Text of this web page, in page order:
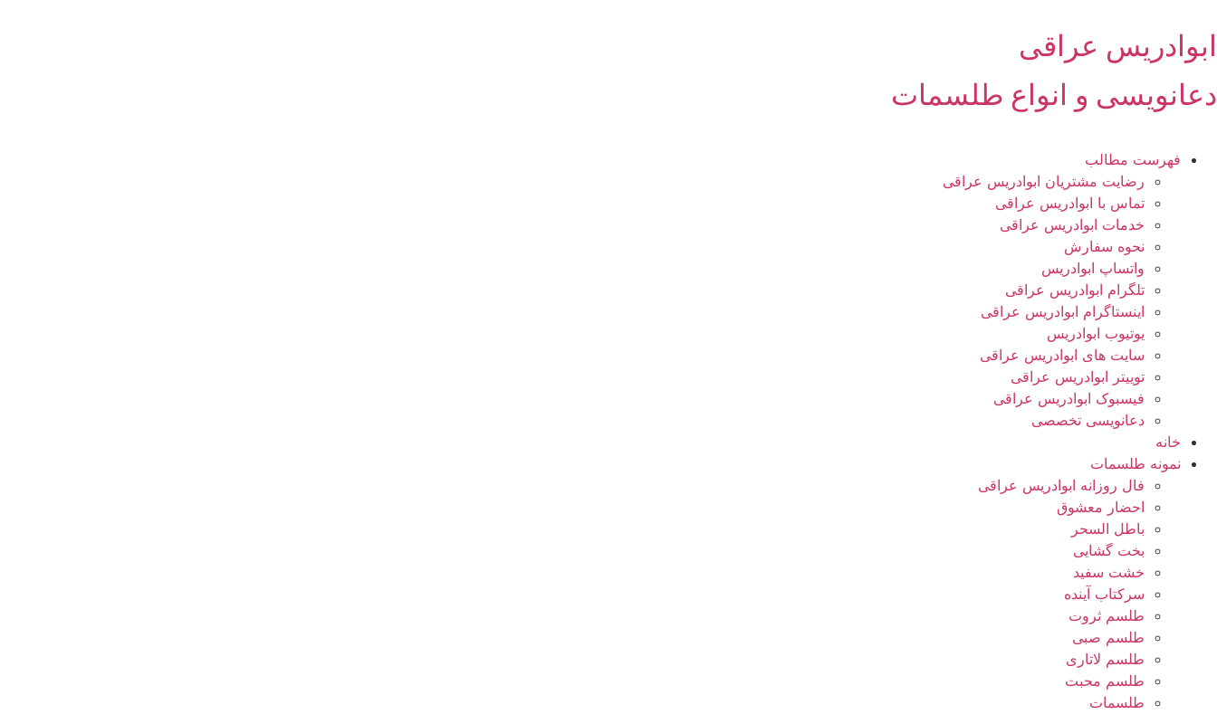
به
محتوا
ابوادریس عراقی
دعانویسی و انواع طلسمات
فهرست مطالب
رضایت مشتریان ابوادریس عراقی
تماس با ابوادریس عراقی
خدمات ابوادریس عراقی
نحوه سفارش
واتساپ ابوادریس
تلگرام ابوادریس عراقی
اینستاگرام ابوادریس عراقی
یوتیوب ابوادریس
سایت های ابوادریس عراقی
توییتر ابوادریس عراقی
فیسبوک ابوادریس عراقی
دعانویسی تخصصی
خانه
نمونه طلسمات
فال روزانه ابوادریس عراقی
احضار معشوق
باطل السحر
بخت گشایی
خشت سفید
سرکتاب آینده
طلسم ثروت
طلسم صبی
طلسم لاتاری
طلسم محبت
طلسمات